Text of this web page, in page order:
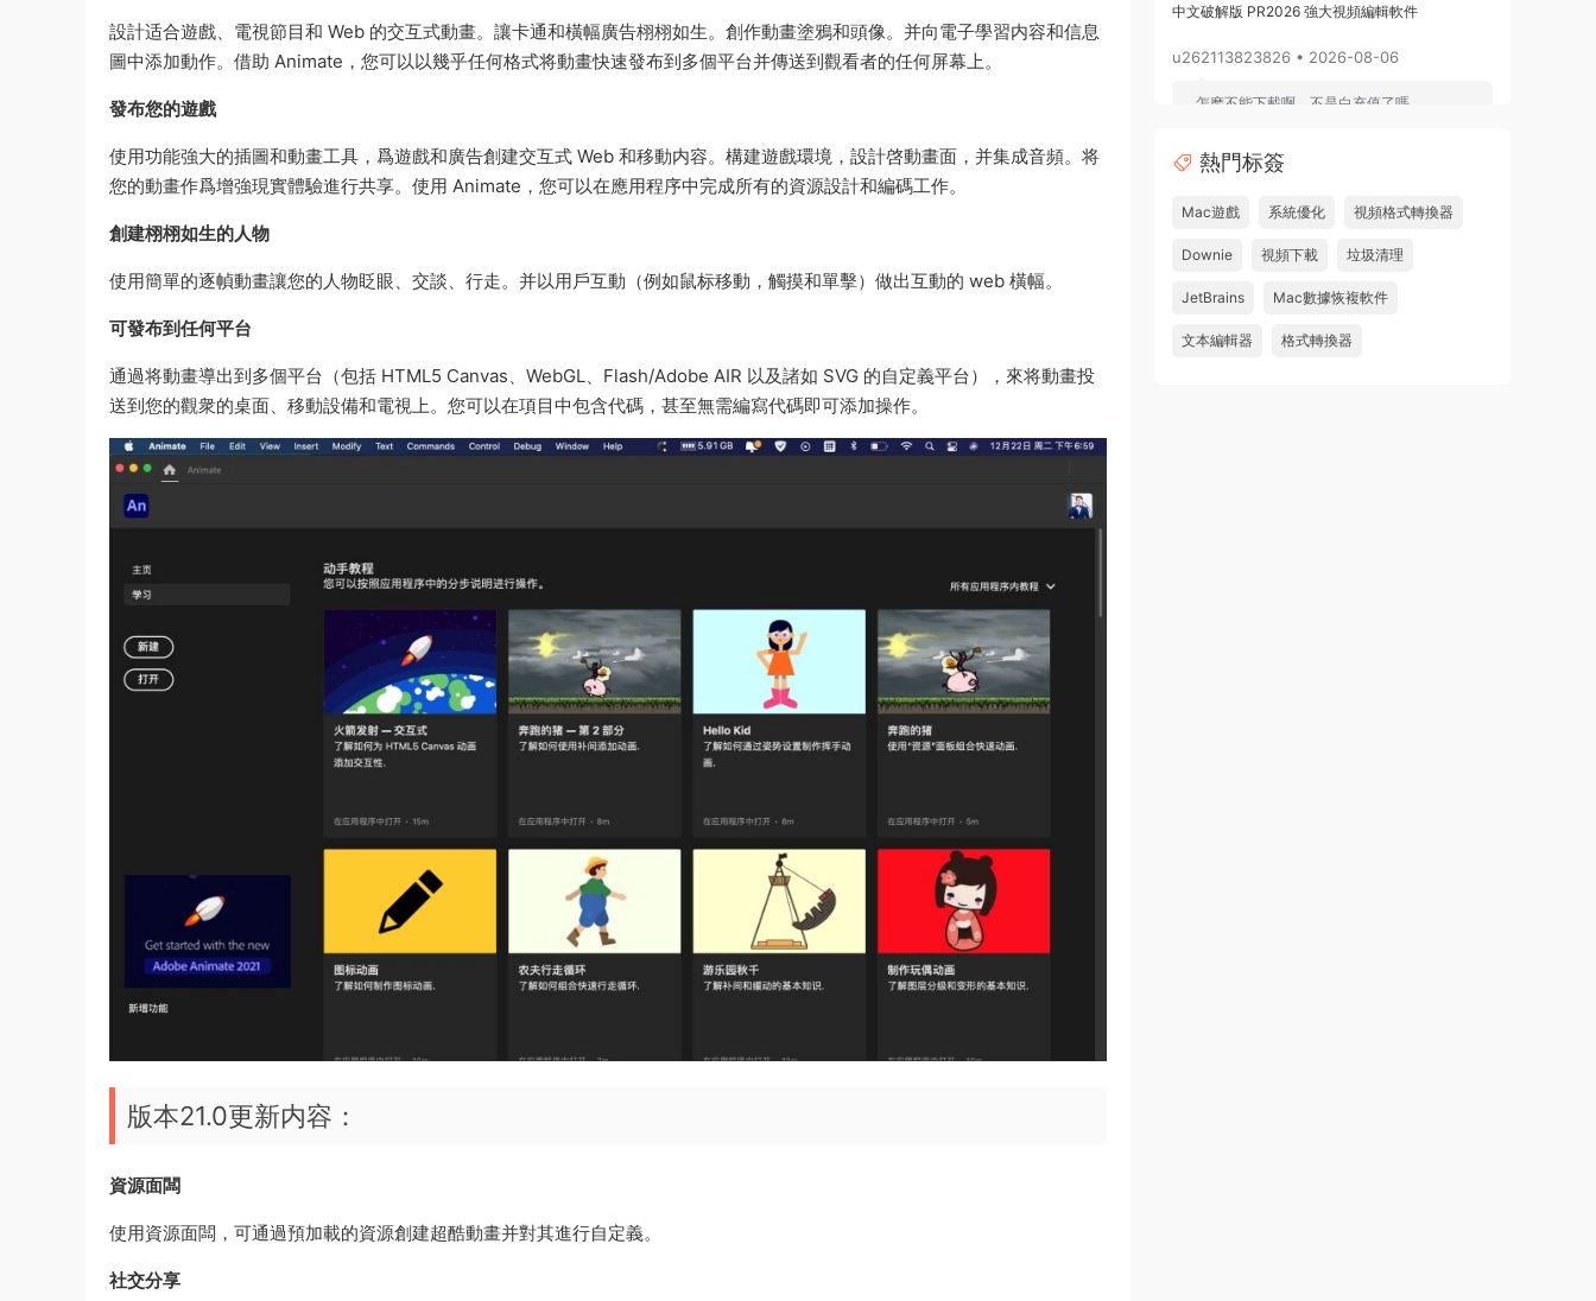
設計适合遊戲、電視節目和 Web 的交互式動畫。讓卡通和橫幅廣告栩栩如生。創作動畫塗鴉和頭像。并向電子學習内容和信息
圖中添加動作。借助 Animate，您可以以幾乎任何格式将動畫快速發布到多個平台并傳送到觀看者的任何屏幕上。
發布您的遊戲
使用功能強大的插圖和動畫工具，爲遊戲和廣告創建交互式 Web 和移動内容。構建遊戲環境，設計啓動畫面，并集成音頻。将
您的動畫作爲增強現實體驗進行共享。使用 Animate，您可以在應用程序中完成所有的資源設計和編碼工作。
創建栩栩如生的人物
使用簡單的逐幀動畫讓您的人物眨眼、交談、行走。并以用戶互動（例如鼠标移動，觸摸和單擊）做出互動的 web 橫幅。
可發布到任何平台
通過将動畫導出到多個平台（包括 HTML5 Canvas、WebGL、Flash/Adobe AIR 以及諸如 SVG 的自定義平台），來将動畫投
送到您的觀衆的桌面、移動設備和電視上。您可以在項目中包含代碼，甚至無需編寫代碼即可添加操作。
版本21.0更新内容：
資源面闆
使用資源面闆，可通過預加載的資源創建超酷動畫并對其進行自定義。
社交分享
中文破解版 PR2026 強大視頻編輯軟件
u262113823826 • 2026-08-06
怎麽不能下載啊，不是白充值了嗎
來源：
Adobe Premiere Pro 2026 v26.2.2 Mac
中文破解版 PR2026 強大視頻編輯軟件
u604731536624 • 2026-07-15
中文破解版
熱門标簽
Mac遊戲 系統優化 視頻格式轉換器
Downie 視頻下載 垃圾清理
JetBrains Mac數據恢複軟件
文本編輯器 格式轉換器